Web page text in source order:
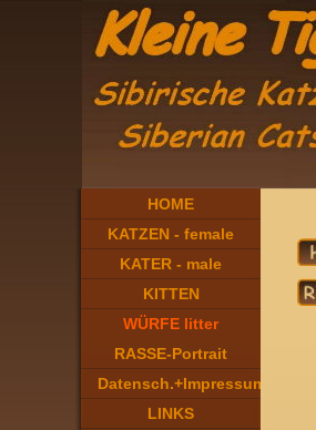
HOME
KATZEN - female
KATER - male
KITTEN
WÜRFE litter
RASSE-Portrait
Sibirische Katze
Datensch.+Impressum
LINKS